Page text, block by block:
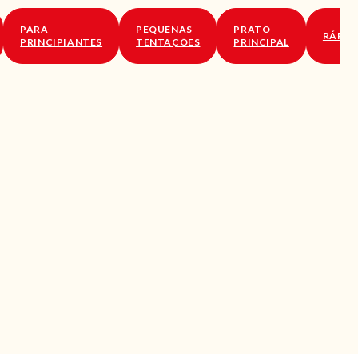
PARA
PRINCIPIANTES
PEQUENAS
TENTAÇÕES
PRATO
PRINCIPAL